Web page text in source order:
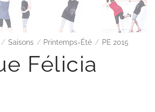
/ Saisons / Printemps-Été / PE 2015
Félicia